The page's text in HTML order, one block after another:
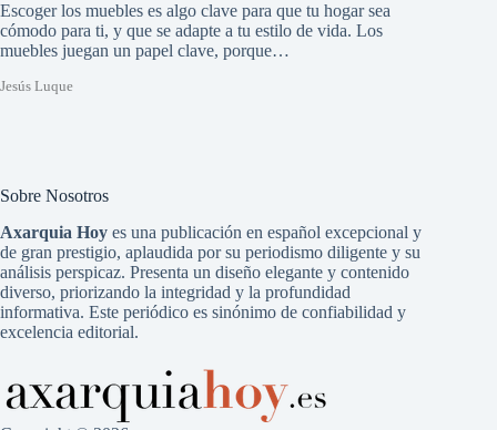
Escoger los muebles es algo clave para que tu hogar sea
cómodo para ti, y que se adapte a tu estilo de vida. Los
muebles juegan un papel clave, porque…
Jesús Luque
Sobre Nosotros
Axarquia Hoy es una publicación en español excepcional y
de gran prestigio, aplaudida por su periodismo diligente y su
análisis perspicaz. Presenta un diseño elegante y contenido
diverso, priorizando la integridad y la profundidad
informativa. Este periódico es sinónimo de confiabilidad y
excelencia editorial.